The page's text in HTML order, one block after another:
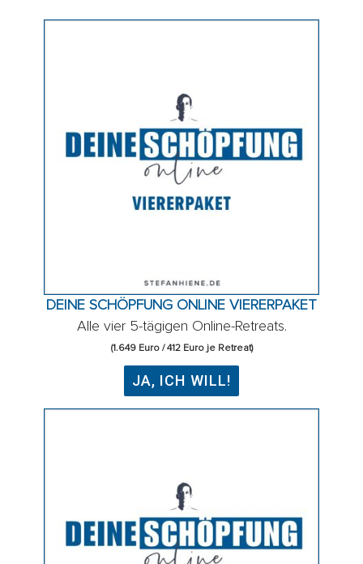
DEINE SCHÖPFUNG ONLINE VIERERPAKET
Alle vier 5-tägigen Online-Retreats.
(1.649 Euro / 412 Euro je Retreat)
JA, ICH WILL!